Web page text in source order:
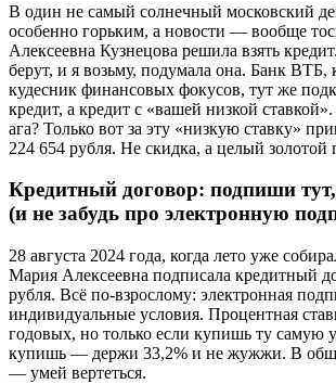
В один не самый солнечный московский
особенно горьким, а новости — вообще
Алексеевна Кузнецова решила взять
берут, и я возьму, подумала она. Банк ВТБ,
кудесник финансовых фокусов, тут же
кредит, а кредит с «вашей низкой
ага? Только вот за эту «низкую ставку»
224 654 рубля. Не скидка, а целый золотой
Кредитный договор: подпиши тут,
(и не забудь про электронную
28 августа 2024 года, когда лето уже
Мария Алексеевна подписала кредитный
рубля. Всё по-взрослому: электронная
индивидуальные условия. Процентная
годовых, но только если купишь ту самую
купишь — держи 33,2% и не жужжи. В
— умей вертеться.